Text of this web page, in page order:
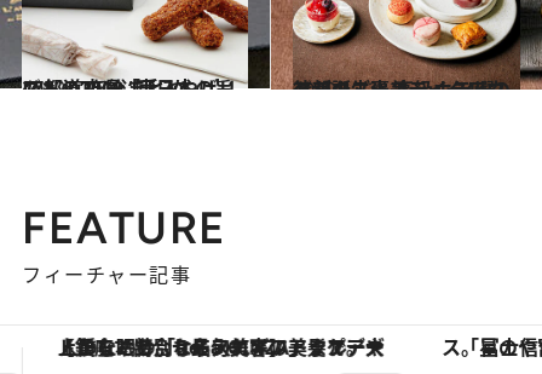
2020.12.7
47都道府県「手みやげリスト」2019 “東日本の旨いもの”を総まとめ
グルメ 2020.12.21
待望のご褒美テイクアウトが誕生！ 高級ホテルのアフタヌーンティー4選
グルメ
FEATURE
フィーチャー記事
「星のや富士」でデジタルデトックス。冨士信仰の歴史を辿り、心身を調える。 【夏限定ディナーコース】旬を